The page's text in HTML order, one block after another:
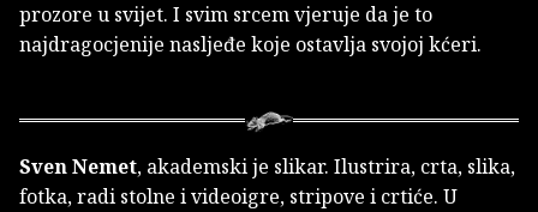
prozore u svijet. I svim srcem vjeruje da je to
najdragocjenije nasljeđe koje ostavlja svojoj kćeri.
Sven Nemet, akademski je slikar. Ilustrira, crta, slika,
fotka, radi stolne i videoigre, stripove i crtiće. U